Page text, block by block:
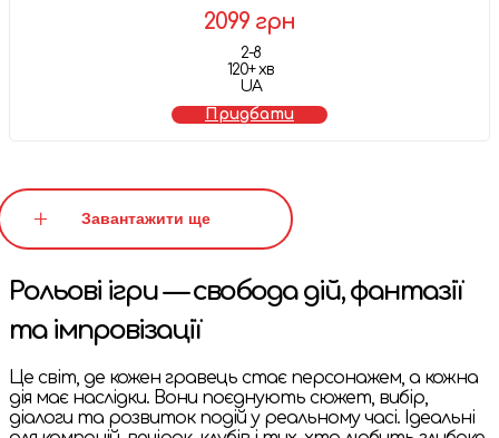
2099 грн
2-8
120+ хв
UA
Придбати
Завантажити ще
Рольові ігри — свобода дій, фантазії
та імпровізації
Це світ, де кожен гравець стає персонажем, а кожна
дія має наслідки. Вони поєднують сюжет, вибір,
діалоги та розвиток подій у реальному часі. Ідеальні